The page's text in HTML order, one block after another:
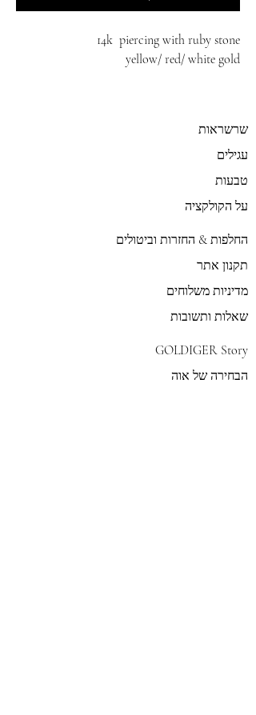
14k piercing with ruby stone
yellow/ red/ white gold
שרשראות
עגילים
טבעות
על הקולקציה
החלפות & החזרות וביטולים
תקנון אתר
מדיניות משלוחים
שאלות ותשובות
GOLDIGER Story
הבחירה של אוה